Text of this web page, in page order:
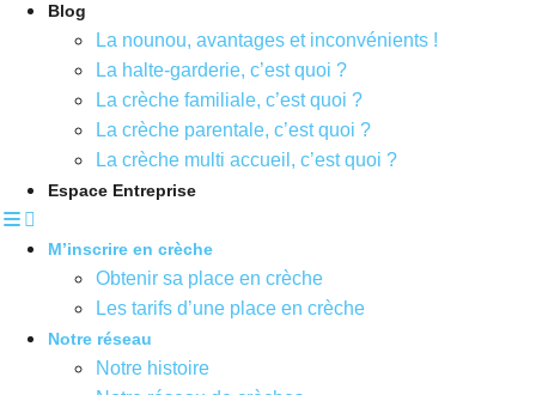
Blog
La nounou, avantages et inconvénients !
La halte-garderie, c’est quoi ?
La crèche familiale, c’est quoi ?
La crèche parentale, c’est quoi ?
La crèche multi accueil, c’est quoi ?
Espace Entreprise
M’inscrire en crèche
Obtenir sa place en crèche
Les tarifs d’une place en crèche
Notre réseau
Notre histoire